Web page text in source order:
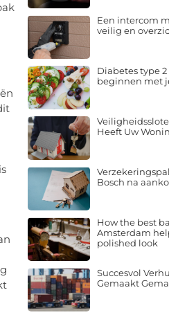
Een intercom
veilig en
Diabetes type
beginnen met
Heeft Uw
Bosch na
How the best
Amsterdam
polished look
Succesvol
Gemaakt